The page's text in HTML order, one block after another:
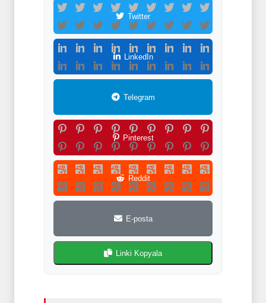
Twitter
LinkedIn
Telegram
Pinterest
Reddit
E-posta
Linki Kopyala